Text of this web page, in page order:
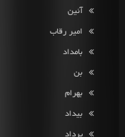
آئین
امیر رقاب
بامداد
بن
بهرام
بیداد
پرداد